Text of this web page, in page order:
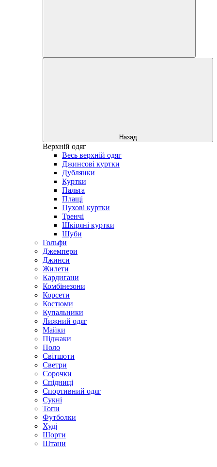
Назад
Верхній одяг
Весь верхній одяг
Джинсові куртки
Дублянки
Куртки
Пальта
Плащі
Пухові куртки
Тренчі
Шкіряні куртки
Шуби
Гольфи
Джемпери
Джинси
Жилети
Кардигани
Комбінезони
Корсети
Костюми
Купальники
Лижний одяг
Майки
Піджаки
Поло
Світшоти
Светри
Сорочки
Спідниці
Спортивний одяг
Сукні
Топи
Футболки
Худі
Шорти
Штани